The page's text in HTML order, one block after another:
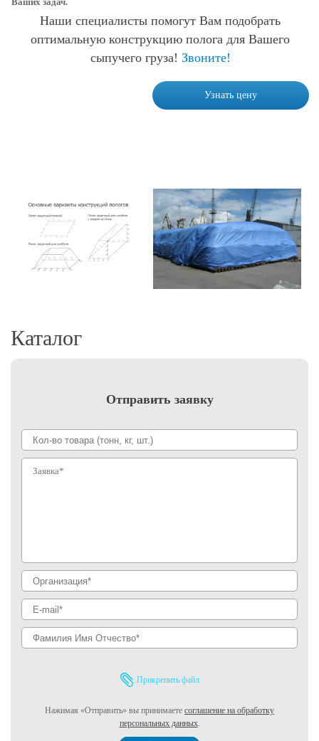
Наши специалисты помогут Вам подобрать
оптимальную конструкцию полога для Вашего
сыпучего груза! Звоните!
Узнать цену
Каталог
Отправить заявку
Прикрепить файл
Нажимая «Отправить» вы принимаете соглашение на обработку
персональных данных.